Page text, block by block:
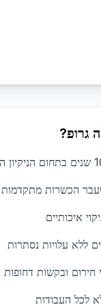
גרופ?
שעבר הכשרות מתקדמות
איכותיים
ללא עלויות נסתרות
לכל העבודות